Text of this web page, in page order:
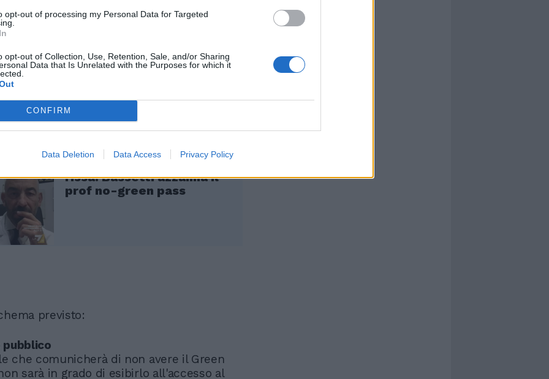
opt-out of processing my Personal Data for Targeted
opt-out of Collection, Use, Retention, Sale, and/or Sharing
Data that Is Unrelated with the Purposes for which it
CONFIRM
Data Deletion Data Access Privacy Policy
Green Pass ed infine, per le aziende con
dipendenti, è prevista una disciplina volta
il lavoratore privo di Certificato
"Resistere!" e scatta la
rissa. Bassetti azzanna il
prof no-green pass
previsto:
che comunicherà di non avere il Green
sarà in grado di esibirlo all'accesso al